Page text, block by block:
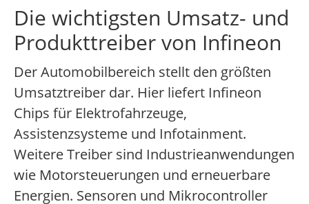
Die wichtigsten Umsatz- und
Produkttreiber von Infineon
Der Automobilbereich stellt den größten
Umsatztreiber dar. Hier liefert Infineon
Chips für Elektrofahrzeuge,
Assistenzsysteme und Infotainment.
Weitere Treiber sind Industrieanwendungen
wie Motorsteuerungen und erneuerbare
Energien. Sensoren und Mikrocontroller